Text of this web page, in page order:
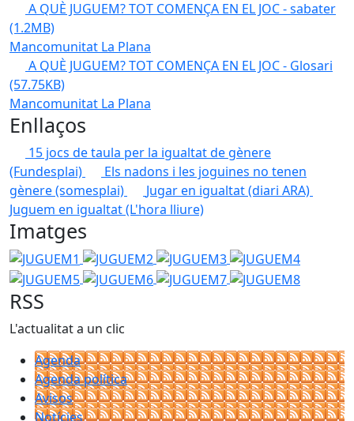
A QUÈ JUGUEM? TOT COMENÇA EN EL JOC - sabater
(1.2MB)
Mancomunitat La Plana
A QUÈ JUGUEM? TOT COMENÇA EN EL JOC - Glosari
(57.75KB)
Mancomunitat La Plana
Enllaços
15 jocs de taula per la igualtat de gènere
(Fundesplai)
Els nadons i les joguines no tenen
gènere (somesplai)
Jugar en igualtat (diari ARA)
Juguem en igualtat (L'hora lliure)
Imatges
JUGUEM1 JUGUEM2 JUGUEM3 JUGUEM4
JUGUEM6
JUGUEM7 JUGUEM8
RSS
L'actualitat a un clic
Agenda
Agenda política
Avisos
Notícies